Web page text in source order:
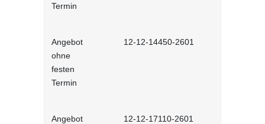
Termin
Angebot
ohne
festen
Termin
12-12-14450-2601
Angebot
12-12-17110-2601